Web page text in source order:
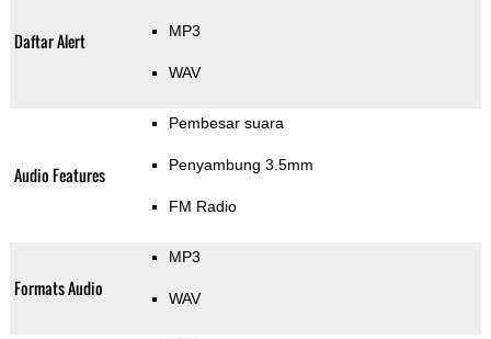
Daftar Alert MP3
WAV
Audio Features
Pembesar suara
Penyambung 3.5mm
FM Radio
Formats Audio
MP3
WAV